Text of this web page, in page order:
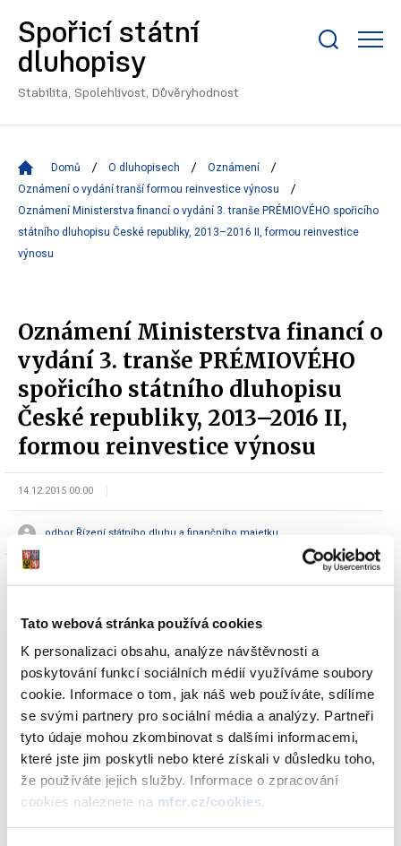
Tato webová stránka používá cookies
K personalizaci obsahu, analýze návštěvnosti a
poskytování funkcí sociálních médií využíváme soubory
cookie. Informace o tom, jak náš web používáte, sdílíme
se svými partnery pro sociální média a analýzy. Partneři
tyto údaje mohou zkombinovat s dalšími informacemi,
které jste jim poskytli nebo které získali v důsledku toho,
že používáte jejich služby. Informace o zpracování
cookies naleznete na mfcr.cz/cookies.
Spořicí státní
dluhopisy
Stabilita, Spolehlivost, Důvěryhodnost
Domů O dluhopisech
Oznámení
Oznámení o vydání tranší formou reinvestice výnosu
Oznámení Ministerstva financí o vydání 3. tranše PRÉMIOVÉHO spořicího
státního dluhopisu České republiky, 2013–2016 II, formou reinvestice
výnosu
Oznámení Ministerstva financí o
vydání 3. tranše PRÉMIOVÉHO
spořicího státního dluhopisu
České republiky, 2013–2016 II,
formou reinvestice výnosu
14.12.2015 00:00
odbor Řízení státního dluhu a finančního majetku
Dokumenty ke stažení
Oznámení o vydání 3. tranše
PRÉMIOVÉHO spořicího státního
dluhopisu České republiky, 2013–2016